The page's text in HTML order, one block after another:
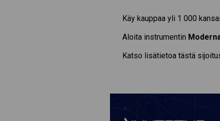
Käy kauppaa yli 1 000
Aloita instrumentin
Katso lisätietoa tästä